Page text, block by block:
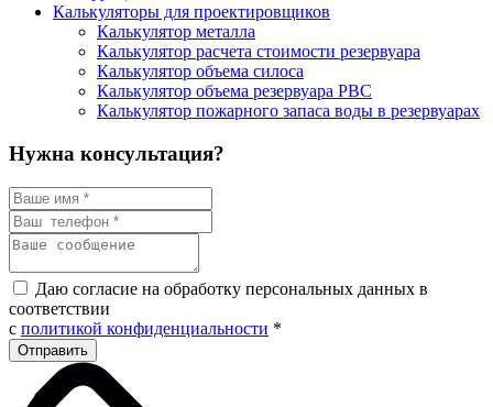
Калькуляторы для проектировщиков
Калькулятор металла
Калькулятор расчета стоимости резервуара
Калькулятор объема силоса
Калькулятор объема резервуара РВС
Калькулятор пожарного запаса воды в резервуарах
Нужна консультация?
Даю согласие на обработку персональных данных в
соответствии
с политикой конфиденциальности *